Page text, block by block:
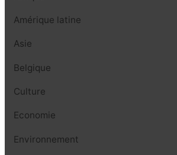
Amérique latine
Asie
Belgique
Culture
Economie
Environnement